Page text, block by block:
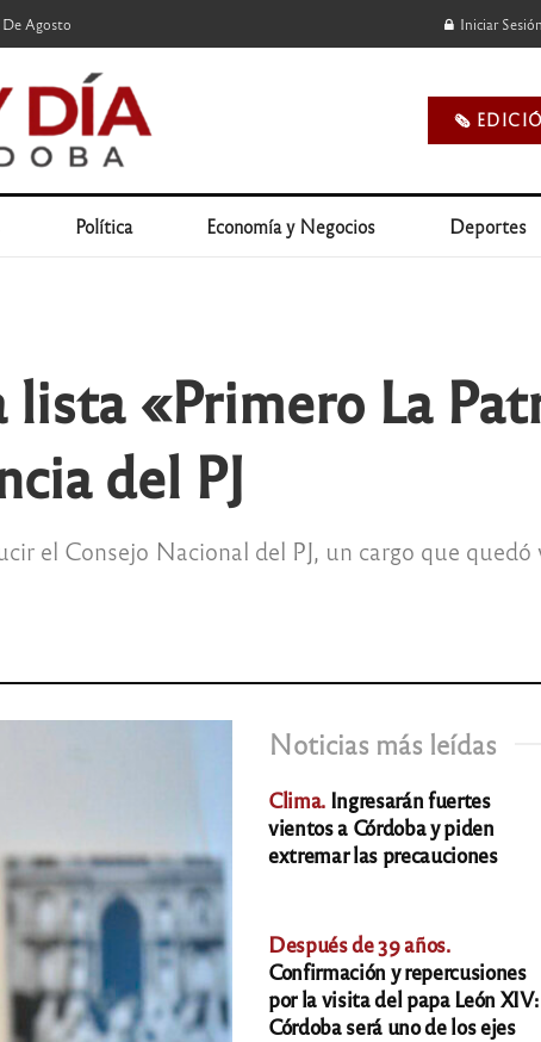
De Agosto Iniciar Sesión
🗞️
Política Economía y Negocios Deportes
«Primero La
del PJ
el Consejo Nacional del PJ, un cargo que quedó
Noticias más leídas
Clima. Ingresarán fuertes
vientos a Córdoba y piden
extremar las precauciones
Después de 39 años.
Confirmación y repercusiones
por la visita del papa León XIV:
Córdoba será uno de los ejes